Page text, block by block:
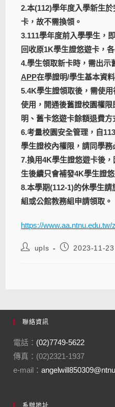
2.本(112)學年度入學新生
卡，故不需換領。
3.111學年度前入學學生，
回收原1K學生證悠遊卡，
4.學生領取新卡時，需出示
APP在學證明/學生基本資
5.4K學生證領取後，需使
使用，開通後舊證校園權
明、舊卡悠遊卡餘額退費方
6.考量校園安全管理，自
學生證校內權限，請同學務
7.換用4K學生證悠遊卡後
生後續只會補發4K學生證
8.本學期(112-1)的休學生
組或公館教務組申請領取。
https://
upls 2023-11-23
聯絡資訊
電話： (02)7749-5622
傳真：(02)2321-1937
e-mail：
系辦地址